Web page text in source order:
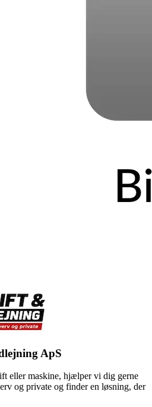
ApS
eller maskine, hjælper vi dig gerne
og private og finder en løsning, der